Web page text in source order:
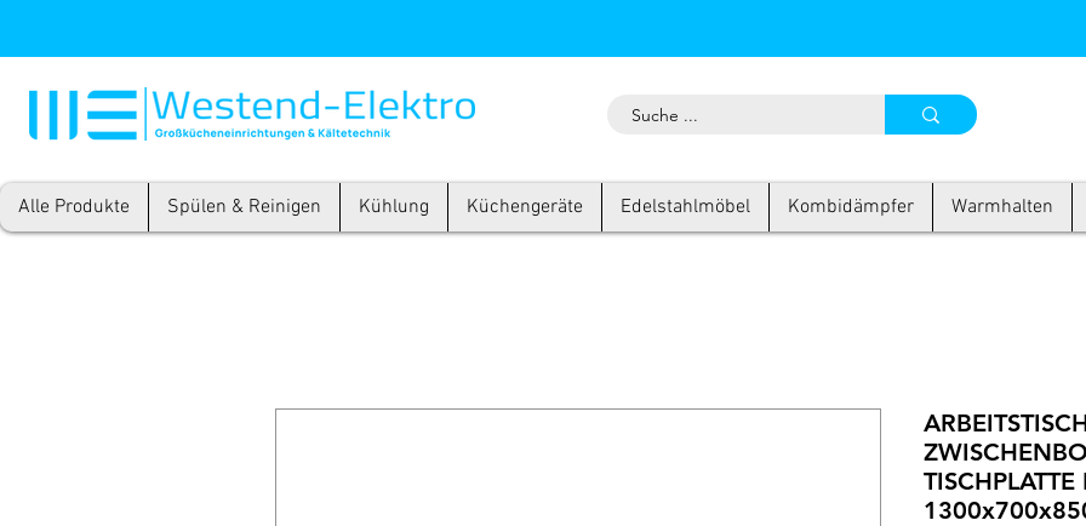
Alle Produkte Spülen & Reinigen Kühlung Küchengeräte Edelstahlmöbel Kombidämpfer Warmhalten